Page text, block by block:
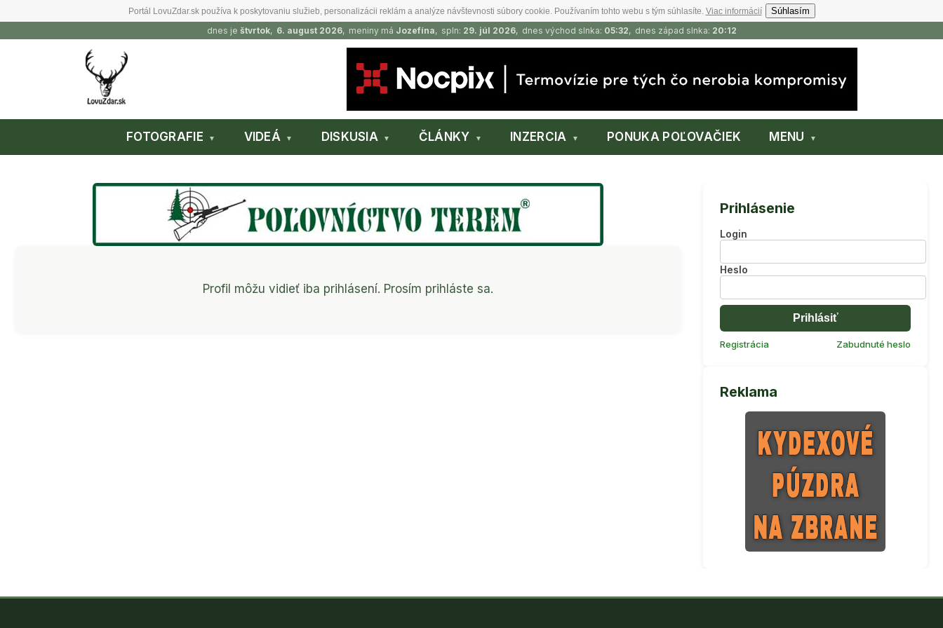
Portál LovuZdar.sk používa k poskytovaniu služieb, personalizácii reklám a analýze návštevnosti súbory cookie. Používaním tohto webu s tým súhlasíte. Viac informácií
Súhlasím
dnes je štvrtok, 6. august 2026, meniny má Jozefína, spln: 29. júl 2026, dnes východ slnka: 05:32, dnes západ slnka: 20:12
FOTOGRAFIE VIDEÁ DISKUSIA ČLÁNKY INZERCIA PONUKA POĽOVAČIEK MENU
Profil môžu vidieť iba prihlásení. Prosím prihláste sa.
Prihlásenie
Login
Heslo
Prihlásiť
Registrácia Zabudnuté heslo
Reklama